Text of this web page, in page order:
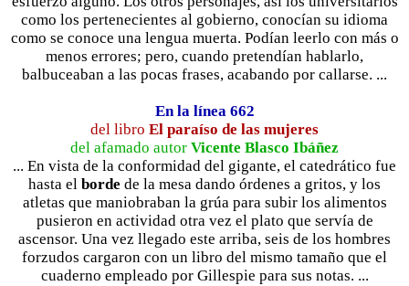
como los pertenecientes al gobierno, conocían su idioma
como se conoce una lengua muerta. Podían leerlo con más o
menos errores; pero, cuando pretendían hablarlo,
balbuceaban a las pocas frases, acabando por callarse. ...
En la línea 662
del libro El paraíso de las mujeres
del afamado autor Vicente Blasco Ibáñez
... En vista de la conformidad del gigante, el catedrático fue
hasta el borde de la mesa dando órdenes a gritos, y los
atletas que maniobraban la grúa para subir los alimentos
pusieron en actividad otra vez el plato que servía de
ascensor. Una vez llegado este arriba, seis de los hombres
forzudos cargaron con un libro del mismo tamaño que el
cuaderno empleado por Gillespie para sus notas. ...